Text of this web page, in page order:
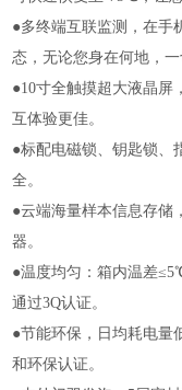
●多终端互联监测，在手
态，无论您身在何地，一
●10寸全触摸超大液晶屏
互体验更佳。
●标配电磁锁、钥匙锁、
全。
●云端海量样本信息存储
器。
●温度均匀：箱内温差
通过3Q认证。
●节能环保，日均耗电量
和环保认证。